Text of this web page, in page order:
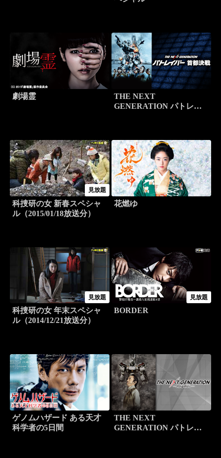
劇場霊
THE NEXT
GENERATION パトレイ
見放題
科捜研の女 新春スペシャ
ル（2015/01/18放送分）
花燃ゆ
見放題
科捜研の女 年末スペシャ
ル（2014/12/21放送分）
見放題
BORDER
ゲノムハザード ある天才
科学者の5日間
THE NEXT
GENERATION パトレイ